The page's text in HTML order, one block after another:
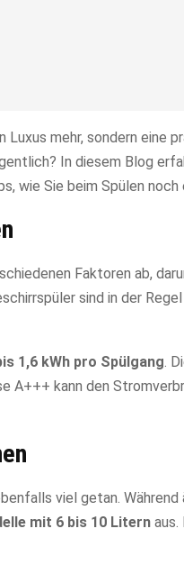
mehr, sondern eine
In diesem Blog
wie Sie beim Spülen noch
Faktoren ab,
sind in der
1,6 kWh pro Spülgang .
A+++ kann den
viel getan.
mit 6 bis 10 Litern